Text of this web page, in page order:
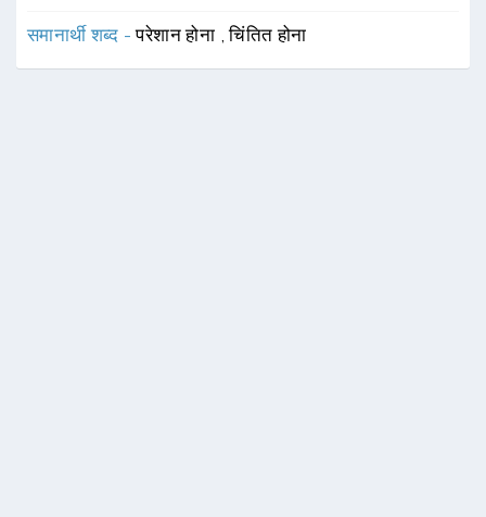
समानार्थी शब्द -परेशान होना ,चिंतित होना